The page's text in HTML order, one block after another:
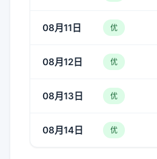
08月11日 优
08月12日 优
08月13日 优
08月14日 优